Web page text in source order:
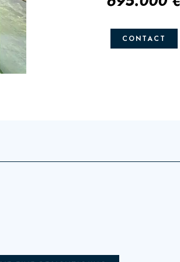
CONTACT